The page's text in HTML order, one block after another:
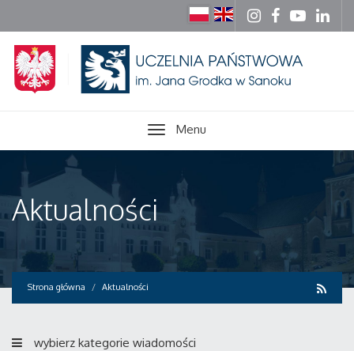
Menu
Aktualności
Strona główna Aktualności
wybierz kategorie wiadomości